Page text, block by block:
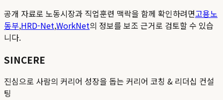
공개 자료로 노동시장과 직업훈련 맥락을 함께 확인하려면고용노
동부,HRD-Net,WorkNet의 정보를 보조 근거로 검토할 수 있습
니다.
SINCERE
진심으로 사람의 커리어 성장을 돕는 커리어 코칭 & 리더십 컨설
팅